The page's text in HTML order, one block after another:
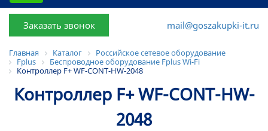
Заказать звонок mail@goszakupki-it.ru
Главная Каталог
Российское сетевое оборудование
Fplus
Беспроводное оборудование Fplus Wi-Fi
Контроллер F+ WF-CONT-HW-2048
Контроллер F+ WF-CONT-HW-
2048